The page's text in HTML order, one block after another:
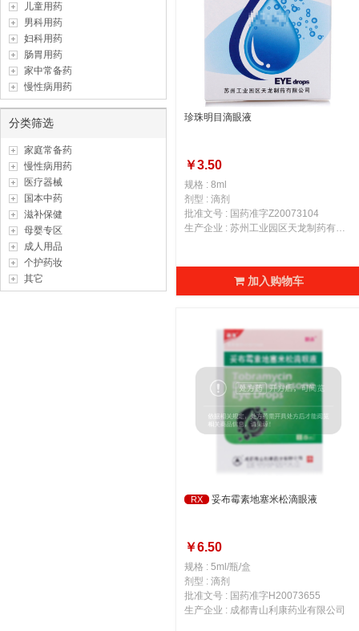
儿童用药
男科用药
妇科用药
肠胃用药
家中常备药
慢性病用药
分类筛选
家庭常备药
慢性病用药
医疗器械
国本中药
滋补保健
母婴专区
成人用品
个护药妆
其它
珍珠明目滴眼液
￥3.50
规格 : 8ml
剂型 : 滴剂
批准文号 : 国药准字Z20073104
生产企业 : 苏州工业园区天龙制药有限公司
加入购物车
RX 妥布霉素地塞米松滴眼液
￥6.50
规格 : 5ml/瓶/盒
剂型 : 滴剂
批准文号 : 国药准字H20073655
生产企业 : 成都青山利康药业有限公司